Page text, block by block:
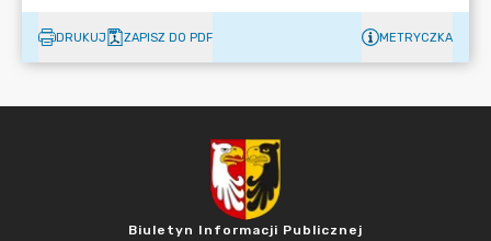
DRUKUJ ZAPISZ DO PDF METRYCZKA
Biuletyn Informacji Publicznej